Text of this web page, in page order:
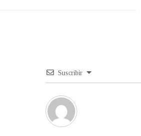
Suscribir